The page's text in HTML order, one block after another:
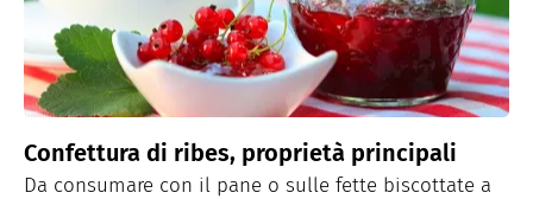
Confettura di ribes, proprietà principali
Da consumare con il pane o sulle fette biscottate a